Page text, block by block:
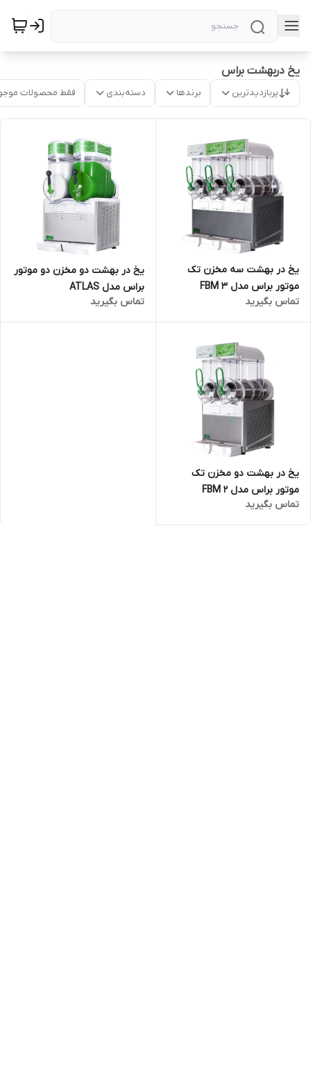
یخ دربهشت براس
پربازدیدترین برندها دسته‌بندی فقط محصولات
یخ در بهشت سه مخزن تک
موتور براس مدل FBM 3
تماس بگیرید
یخ در بهشت دو مخزن دو موتور
براس مدل ATLAS
تماس بگیرید
یخ در بهشت دو مخزن تک
موتور براس مدل FBM 2
تماس بگیرید